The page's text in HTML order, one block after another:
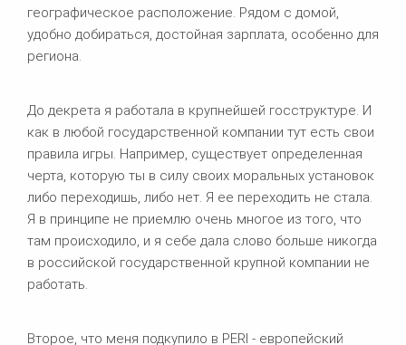
географическое расположение. Рядом с домой,
удобно добираться, достойная зарплата, особенно для
региона.
До декрета я работала в крупнейшей госструктуре. И
как в любой государственной компании тут есть свои
правила игры. Например, существует определенная
черта, которую ты в силу своих моральных установок
либо переходишь, либо нет. Я ее переходить не стала.
Я в принципе не приемлю очень многое из того, что
там происходило, и я себе дала слово больше никогда
в российской государственной крупной компании не
работать.
Второе, что меня подкупило в PERI - европейский